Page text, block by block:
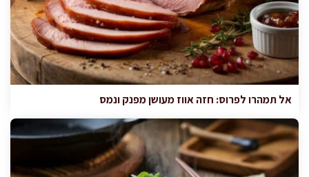
אל תמהרו לפרוס: חזה אווז מעושן מפנק ונמס